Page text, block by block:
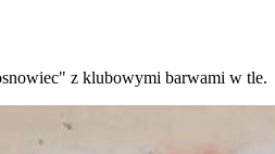
z klubowymi barwami w tle.